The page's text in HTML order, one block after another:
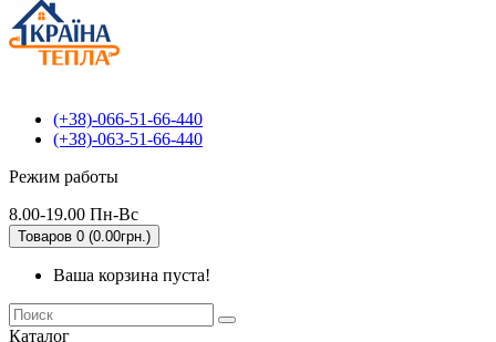
(+38)-066-51-66-440
(+38)-063-51-66-440
Режим работы
8.00-19.00 Пн-Вс
Товаров 0 (0.00грн.)
Ваша корзина пуста!
Каталог